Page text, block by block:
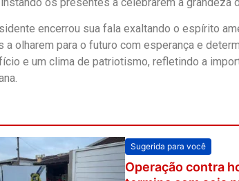
encerrou sua fala exaltando o espírito
a olharem para o futuro com esperança e
e um clima de patriotismo, refletindo a
Sugerida para você
Operação contra